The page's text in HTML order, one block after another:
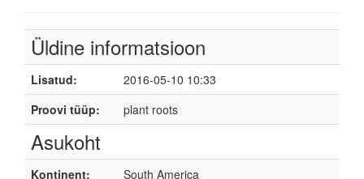
Üldine informatsioon
Lisatud:
2016-05-10 10:33
Proovi tüüp:
plant roots
Asukoht
Kontinent:
South America